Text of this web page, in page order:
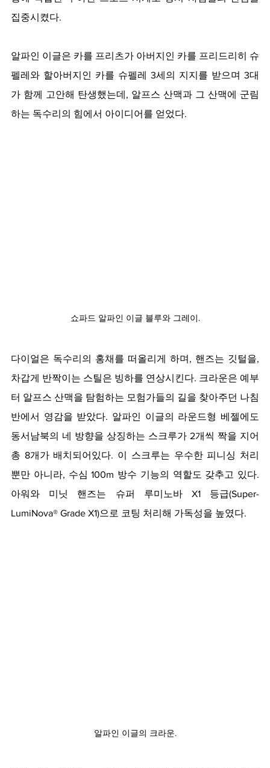
집중시켰다.
알파인 이글은 카를 프리츠가 아버지인 카를 프리드리히 슈
펠레와 할아버지인 카를 슈펠레 3세의 지지를 받으며 3대
가 함께 고안해 탄생했는데, 알프스 산맥과 그 산맥에 군림
하는 독수리의 힘에서 아이디어를 얻었다.
쇼파드 알파인 이글 블루와 그레이.
다이얼은 독수리의 홍채를 떠올리게 하며, 핸즈는 깃털을,
차갑게 반짝이는 스틸은 빙하를 연상시킨다. 크라운은 예부
터 알프스 산맥을 탐험하는 모험가들의 길을 찾아주던 나침
반에서 영감을 받았다. 알파인 이글의 라운드형 베젤에도
동서남북의 네 방향을 상징하는 스크루가 2개씩 짝을 지어
총 8개가 배치되어있다. 이 스크루는 우수한 피니싱 처리
뿐만 아니라, 수심 100m 방수 기능의 역할도 갖추고 있다.
아워와 미닛 핸즈는 슈퍼 루미노바 X1 등급(Super-
LumiNova® Grade X1)으로 코팅 처리해 가독성을 높였다.
알파인 이글의 크라운.